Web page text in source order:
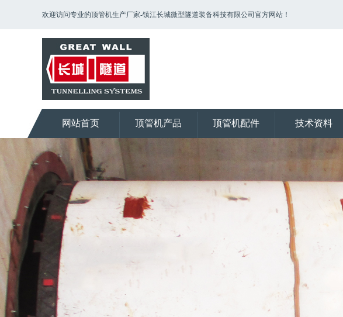
欢迎访问专业的顶管机生产厂家-镇江长城微型隧道装备科技有限公司官方网站！
网站首页 顶管机产品 顶管机配件 技术资料